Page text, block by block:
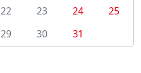
22 23 24
25
29 30 31